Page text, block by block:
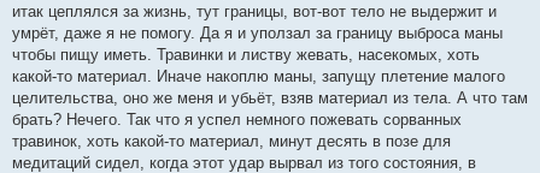
итак цеплялся за жизнь, тут границы, вот-вот тело не выдержит и
умрёт, даже я не помогу. Да я и уползал за границу выброса маны
чтобы пищу иметь. Травинки и листву жевать, насекомых, хоть
какой-то материал. Иначе накоплю маны, запущу плетение малого
целительства, оно же меня и убьёт, взяв материал из тела. А что там
брать? Нечего. Так что я успел немного пожевать сорванных
травинок, хоть какой-то материал, минут десять в позе для
медитаций сидел, когда этот удар вырвал из того состояния, в